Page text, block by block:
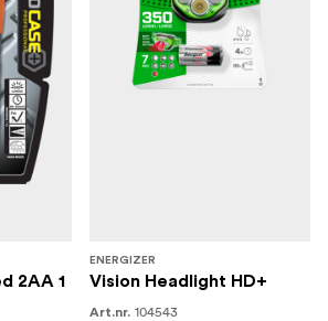
2AA 1
ENERGIZER
Vision Headlight HD+
Art.nr. 104543